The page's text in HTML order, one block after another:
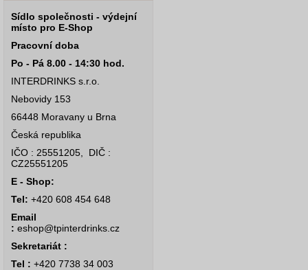
Sídlo společnosti - výdejní
místo pro E-Shop
Pracovní doba
Po - Pá 8.00 - 14:30 hod.
INTERDRINKS s.r.o.
Nebovidy 153
66448 Moravany u Brna
Česká republika
IČO : 25551205, DIČ :
CZ25551205
E - Shop:
Tel: +420 608 454 648
Email
: eshop@tpinterdrinks.cz
Sekretariát :
Tel : +420 7738 34 003